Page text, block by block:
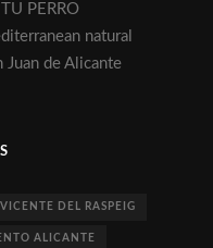
PERRO
natural
Juan de Alicante
DEL RASPEIG
ALICANTE